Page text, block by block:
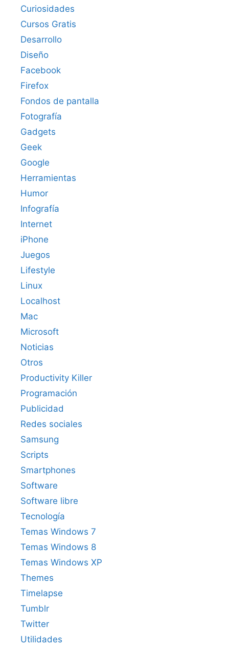
Curiosidades
Cursos Gratis
Desarrollo
Diseño
Facebook
Firefox
Fondos de pantalla
Fotografía
Gadgets
Geek
Google
Herramientas
Humor
Infografía
Internet
iPhone
Juegos
Lifestyle
Linux
Localhost
Mac
Microsoft
Noticias
Otros
Productivity Killer
Programación
Publicidad
Redes sociales
Samsung
Scripts
Smartphones
Software
Software libre
Tecnología
Temas Windows 7
Temas Windows 8
Temas Windows XP
Themes
Timelapse
Tumblr
Twitter
Utilidades